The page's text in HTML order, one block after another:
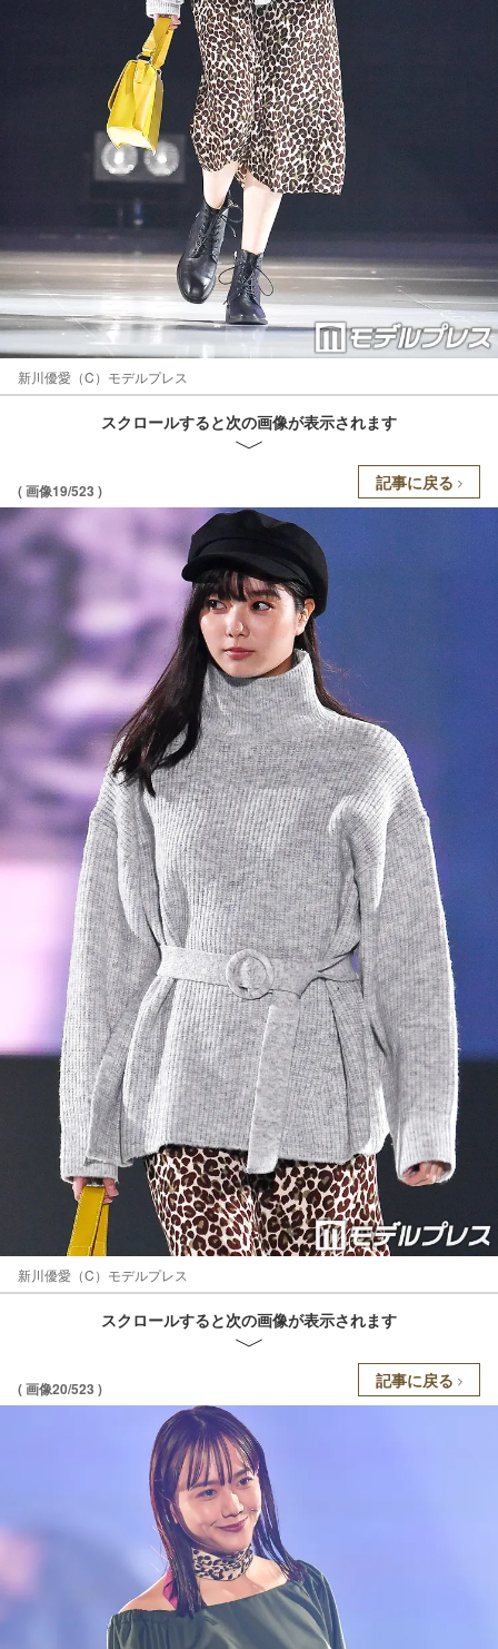
新川優愛（C）モデルプレス
スクロールすると次の画像が表示されます
( 画像19/523 ) 記事に戻る
新川優愛（C）モデルプレス
スクロールすると次の画像が表示されます
( 画像20/523 ) 記事に戻る